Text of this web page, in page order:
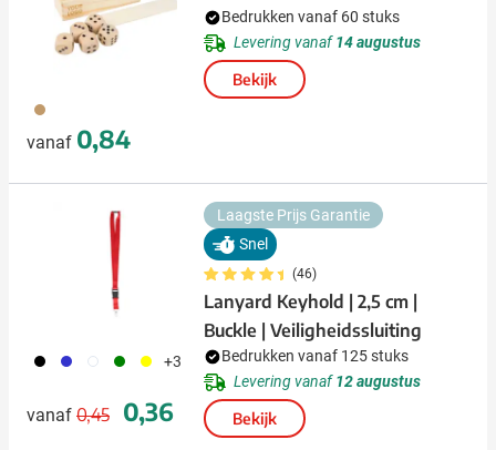
011
vanaf 0,84
Bedrukken vanaf 60 stuks
Levering vanaf14 augustus
Bekijk
001 023 002 004 006 +3
vanaf
Normale prijs
0,45
Speciale prijs
0,36
Laagste Prijs Garantie
Snel
(46)
Lanyard Keyhold | 2,5 cm |
Buckle | Veiligheidssluiting
Bedrukken vanaf 125 stuks
Levering vanaf12 augustus
Bekijk